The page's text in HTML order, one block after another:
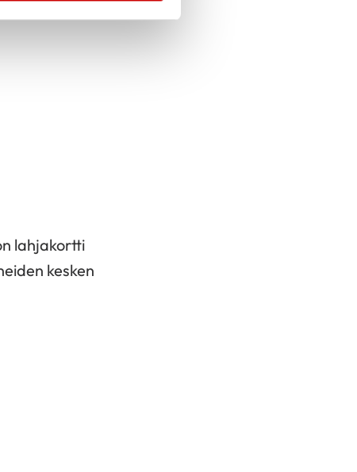
lahjakortti
kesken